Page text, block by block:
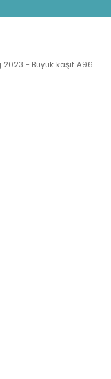
- Büyük kaşif A96